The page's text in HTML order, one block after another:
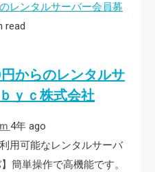
レンタルサーバー会員募
read
からのレンタルサ
ｙｃ株式会社
4年 ago
用可能なレンタルサーバ
簡単操作で高機能です。